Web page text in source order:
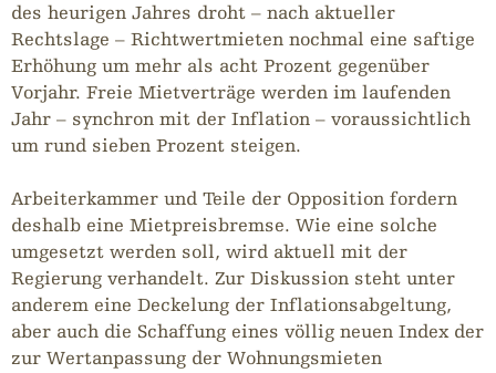
des heurigen Jahres droht – nach aktueller
Rechtslage – Richtwertmieten nochmal eine saftige
Erhöhung um mehr als acht Prozent gegenüber
Vorjahr. Freie Mietverträge werden im laufenden
Jahr – synchron mit der Inflation – voraussichtlich
um rund sieben Prozent steigen.
Arbeiterkammer und Teile der Opposition fordern
deshalb eine Mietpreisbremse. Wie eine solche
umgesetzt werden soll, wird aktuell mit der
Regierung verhandelt. Zur Diskussion steht unter
anderem eine Deckelung der Inflationsabgeltung,
aber auch die Schaffung eines völlig neuen Index der
zur Wertanpassung der Wohnungsmieten